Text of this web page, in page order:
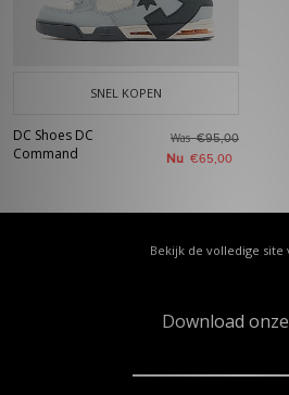
SNEL KOPEN
DC Shoes DC
Command
Was€95,00
Nu €65,00
Bekijk de volledige site
Download